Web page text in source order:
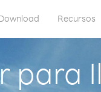
Recursos
para